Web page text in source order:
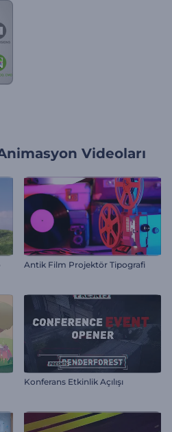
Videoları
Antik Film Projektör Tipografi
Konferans Etkinlik Açılışı